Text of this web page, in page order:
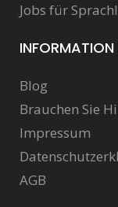
Jobs für
INFORMATION
Blog
Brauchen Sie
Impressum
AGB